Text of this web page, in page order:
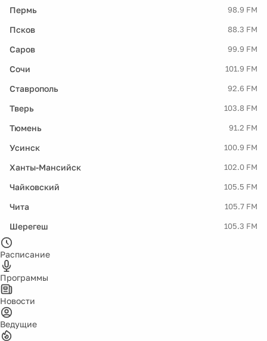
Пермь 98.9 FM
Псков 88.3 FM
Саров 99.9 FM
Сочи 101.9 FM
Ставрополь 92.6 FM
Тверь 103.8 FM
Тюмень 91.2 FM
Усинск 100.9 FM
Ханты-Мансийск 102.0 FM
Чайковский 105.5 FM
Чита 105.7 FM
Шерегеш 105.3 FM
Расписание
Программы
Новости
Ведущие